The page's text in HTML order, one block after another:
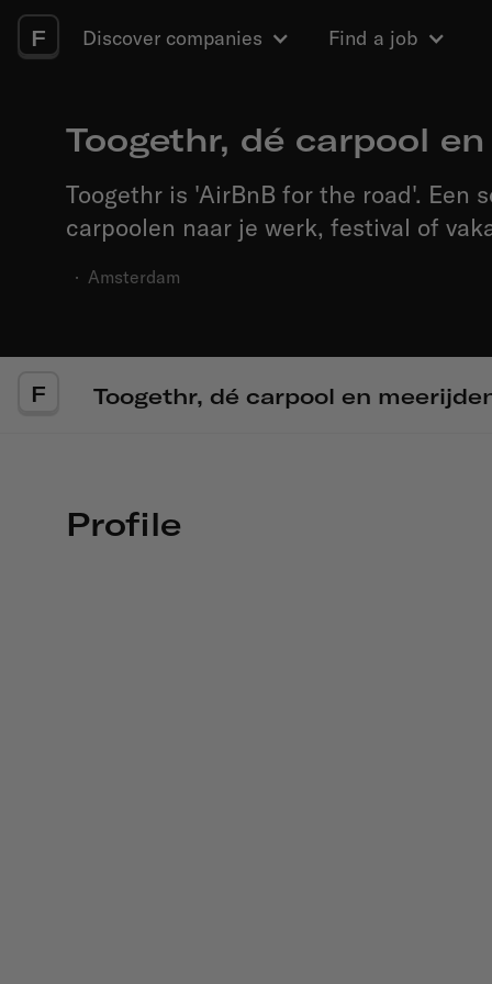
F Discover companies Find a job
Toogethr, dé carpool
Toogethr is 'AirBnB for the road'. Een
carpoolen naar je werk, festival of
· Amsterdam
F Toogethr, dé carpool en
Profile